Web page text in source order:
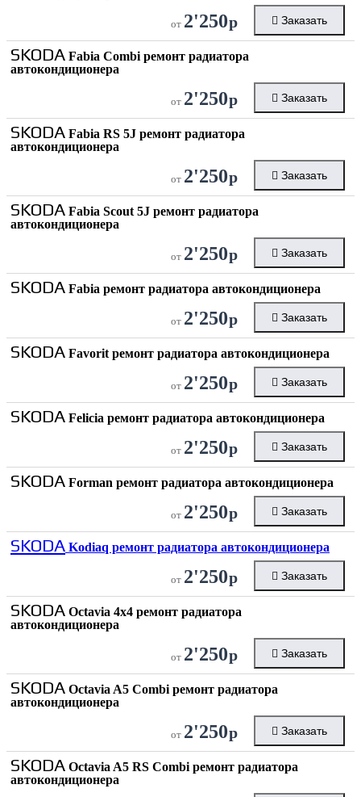
от 2'250р Заказать
SKODA Fabia Combi ремонт радиатора
автокондиционера
от 2'250р Заказать
SKODA Fabia RS 5J ремонт радиатора
автокондиционера
от 2'250р Заказать
SKODA Fabia Scout 5J ремонт радиатора
автокондиционера
от 2'250р Заказать
SKODA Fabia ремонт радиатора автокондиционера
от 2'250р Заказать
SKODA Favorit ремонт радиатора автокондиционера
от 2'250р Заказать
SKODA Felicia ремонт радиатора автокондиционера
от 2'250р Заказать
SKODA Forman ремонт радиатора автокондиционера
от 2'250р Заказать
SKODA Kodiaq ремонт радиатора автокондиционера
от 2'250р Заказать
SKODA Octavia 4x4 ремонт радиатора
автокондиционера
от 2'250р Заказать
SKODA Octavia A5 Combi ремонт радиатора
автокондиционера
от 2'250р Заказать
SKODA Octavia A5 RS Combi ремонт радиатора
автокондиционера